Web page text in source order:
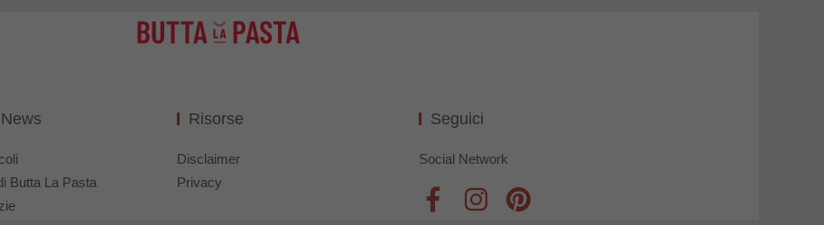
Butta La Pasta
Risorse
Disclaimer
Privacy
Seguici
Social Network